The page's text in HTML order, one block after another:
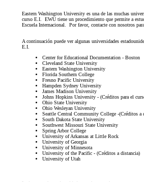
Eastern Washington University es una de las muchas
curso E.I. EWU tiene un procedimiento que permite a
Escuela Internacional. Por favor, contacte con nosotros
A continuación puede ver algunas universidades
E.I.
Center for Educational Documentation - Boston
Cleveland State University
Eastern Washington University
Florida Southern College
Fresno Pacific University
Hampden Sydney University
James Madison University
Johns Hopkins University - (Créditos para el
Ohio State University
Ohio Wesleyan University
Seattle Central Community College -(Créditos a
South Dakota State University
Southwest Missouri State University
Spring Arbor College
University of Arkansas at Little Rock
University of Georgia
University of Minnesota
University of the Pacific - (Créditos a distancia)
University of Utah